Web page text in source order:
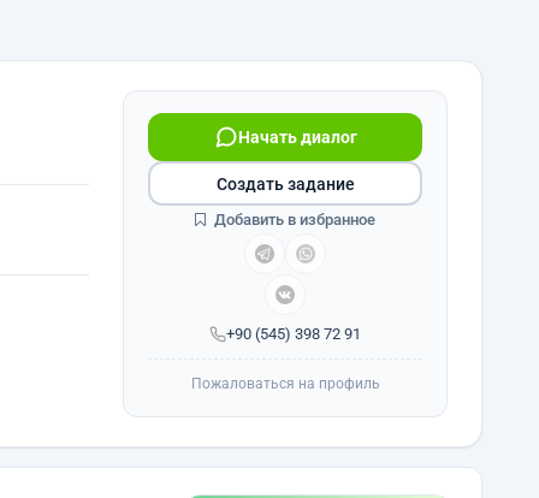
+90 (545) 398 72 91
Начать диалог
Создать задание
Добавить в избранное
Пожаловаться на профиль